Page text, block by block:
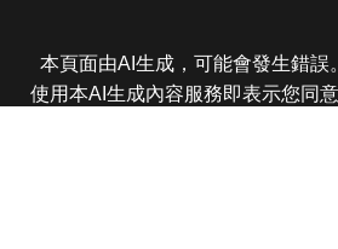
本頁面由AI生成，可能會發生錯誤
使用本AI生成內容服務即表示您同